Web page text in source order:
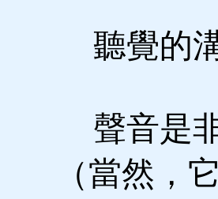
聽覺的
聲音是
（當然，